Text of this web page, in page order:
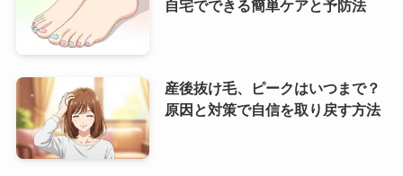
自宅でできる簡単ケアと予防法
産後抜け毛、ピークはいつまで？
原因と対策で自信を取り戻す方法